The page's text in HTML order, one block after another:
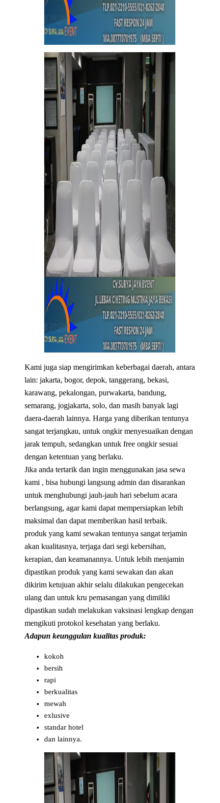
Kami juga siap mengirimkan keberbagai daerah, antara
lain: jakarta, bogor, depok, tanggerang, bekasi,
karawang, pekalongan, purwakarta, bandung,
semarang, jogjakarta, solo, dan masih banyak lagi
daera-daerah lainnya. Harga yang diberikan tentunya
sangat terjangkau, untuk ongkir menyesuaikan dengan
jarak tempuh, sedangkan untuk free ongkir sesuai
dengan ketentuan yang berlaku.
Jika anda tertarik dan ingin menggunakan jasa sewa
kami , bisa hubungi langsung admin dan disarankan
untuk menghubungi jauh-jauh hari sebelum acara
berlangsung, agar kami dapat mempersiapkan lebih
maksimal dan dapat memberikan hasil terbaik.
produk yang kami sewakan tentunya sangat terjamin
akan kualitasnya, terjaga dari segi kebersihan,
kerapian, dan keamanannya. Untuk lebih menjamin
dipastikan produk yang kami sewakan dan akan
dikirim ketujuan akhir selalu dilakukan pengecekan
ulang dan untuk kru pemasangan yang dimiliki
dipastikan sudah melakukan vaksinasi lengkap dengan
mengikuti protokol kesehatan yang berlaku.
Adapun keunggulan kualitas produk:
kokoh
bersih
rapi
berkualitas
mewah
exlusive
standar hotel
dan lainnya.